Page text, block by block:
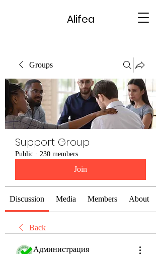
Alifea
Groups
Support Group
Public · 230 members
Join
Discussion Media Members About
Back
Администрация